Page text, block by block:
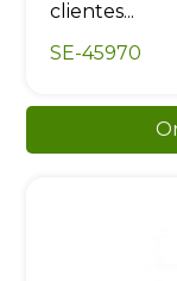
clientes...
SE-45970